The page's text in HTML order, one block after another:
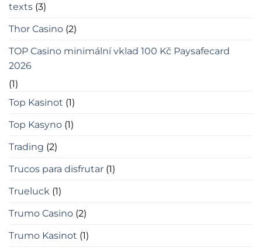
texts (3)
Thor Casino (2)
TOP Casino minimální vklad 100 Kč Paysafecard
2026
(1)
Top Kasinot (1)
Top Kasyno (1)
Trading (2)
Trucos para disfrutar (1)
Trueluck (1)
Trumo Casino (2)
Trumo Kasinot (1)